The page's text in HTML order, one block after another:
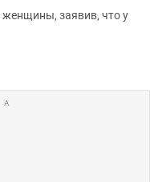
женщины, заявив, что у